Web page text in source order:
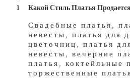
1 Какой Стиль Платья
Свадебные платья,
невесты, платья для
цветочниц, платья
невесты, вечерние
платья, коктейльные
торжественные